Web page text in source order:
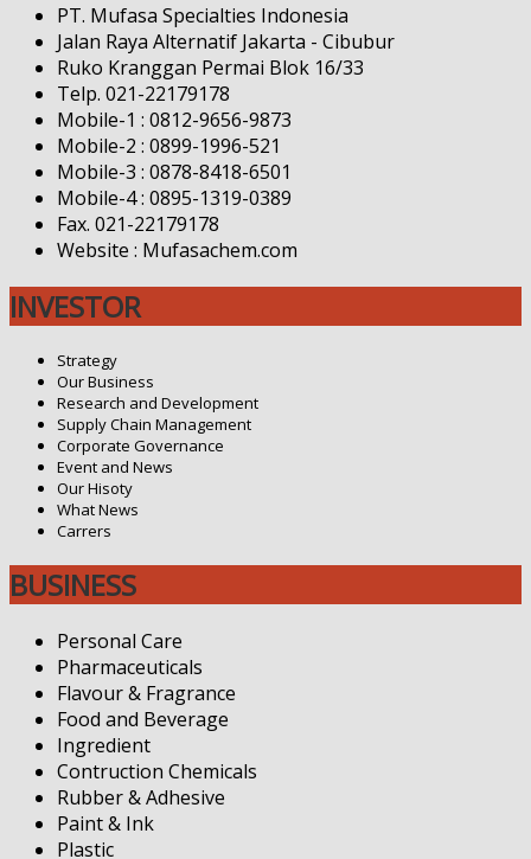
PT. Mufasa Specialties Indonesia
Jalan Raya Alternatif Jakarta - Cibubur
Ruko Kranggan Permai Blok 16/33
Telp. 021-22179178
Mobile-1 : 0812-9656-9873
Mobile-2 : 0899-1996-521
Mobile-3 : 0878-8418-6501
Mobile-4 : 0895-1319-0389
Fax. 021-22179178
Website : Mufasachem.com
INVESTOR
Strategy
Our Business
Research and Development
Supply Chain Management
Corporate Governance
Event and News
Our Hisoty
What News
Carrers
BUSINESS
Personal Care
Pharmaceuticals
Flavour & Fragrance
Food and Beverage
Ingredient
Contruction Chemicals
Rubber & Adhesive
Paint & Ink
Plastic